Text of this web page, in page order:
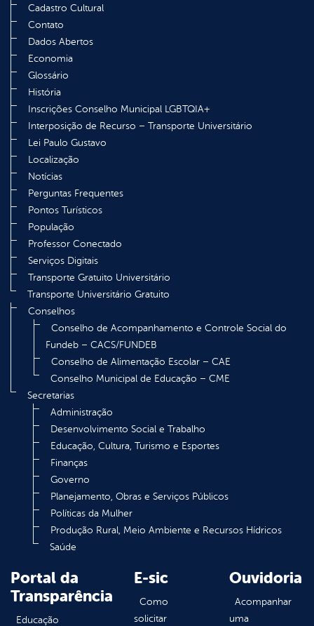
Cadastro Cultural
Contato
Dados Abertos
Economia
Glossário
História
Inscrições Conselho Municipal LGBTQIA+
Interposição de Recurso – Transporte Universitário
Lei Paulo Gustavo
Localização
Notícias
Perguntas Frequentes
Pontos Turísticos
População
Professor Conectado
Serviços Digitais
Transporte Gratuito Universitário
Transporte Universitário Gratuito
Conselhos
Conselho de Acompanhamento e Controle Social do
Fundeb – CACS/FUNDEB
Conselho de Alimentação Escolar – CAE
Conselho Municipal de Educação – CME
Secretarias
Administração
Desenvolvimento Social e Trabalho
Educação, Cultura, Turismo e Esportes
Finanças
Governo
Planejamento, Obras e Serviços Públicos
Políticas da Mulher
Produção Rural, Meio Ambiente e Recursos Hídricos
Saúde
Portal da
Transparência
Educação
E-sic
Como
solicitar
Ouvidoria
Acompanhar
uma